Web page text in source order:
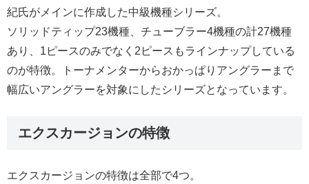
紀氏がメインに作成した中級機種シリーズ。
ソリッドティップ23機種、チューブラー4機種の計27機種
あり、1ピースのみでなく2ピースもラインナップしている
のが特徴。トーナメンターからおかっぱりアングラーまで
幅広いアングラーを対象にしたシリーズとなっています。
エクスカージョンの特徴
エクスカージョンの特徴は全部で4つ。